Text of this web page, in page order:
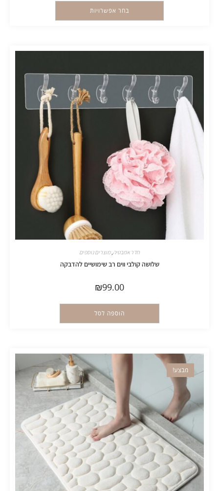
בחר אפשרויות
חדר אמבטיה,מוצרים נוספים
שלושה קולבי ווים רב שימושיים להדבקה
₪99.00
הוספה לסל
מבצע!